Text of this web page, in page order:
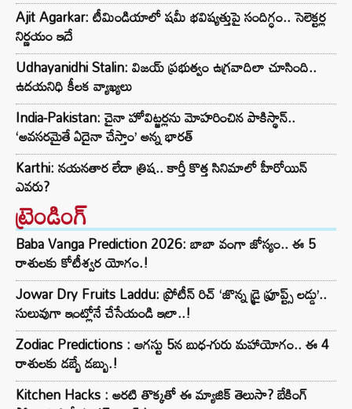
Ajit Agarkar: టీమిండియాలో షమీ భవిష్యత్తుపై సందిగ్ధం.. సెలెక్టర్ల
నిర్ణయం ఇదే
Udhayanidhi Stalin: విజయ్ ప్రభుత్వం ఉగ్రవాదిలా చూసింది..
ఉదయనిధి కీలక వ్యాఖ్యలు
India-Pakistan: చైనా హోవిట్జర్లను మోహరించిన పాకిస్థాన్..
‘అవసరమైతే ఏదైనా చేస్తాం’ అన్న భారత్
Karthi: నయనతార లేదా త్రిష.. కార్తీ కొత్త సినిమాలో హీరోయిన్
ఎవరు?
ట్రెండింగ్‌
Baba Vanga Prediction 2026: బాబా వంగా జోస్యం.. ఈ 5
రాశులకు కోటీశ్వర యోగం.!
Jowar Dry Fruits Laddu: ప్రోటీన్ రిచ్ ‘జొన్న డ్రై ఫ్రూప్ట్స్ లడ్డు’..
సులువుగా ఇంట్లోనే చేసేయండి ఇలా..!
Zodiac Predictions : ఆగస్టు 5న బుధ-గురు మహాయోగం.. ఈ 4
రాశులకు డబ్బే డబ్బు.!
Kitchen Hacks : అరటి తొక్కతో ఈ మ్యాజిక్ తెలుసా? బేకింగ్